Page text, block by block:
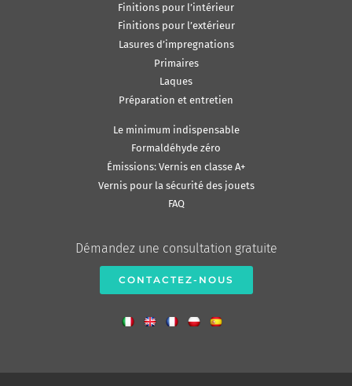
Finitions pour l’intérieur
Finitions pour l’extérieur
Lasures d’impregnations
Primaires
Laques
Préparation et entretien
Le minimum indispensable
Formaldéhyde zéro
Émissions: Vernis en classe A+
Vernis pour la sécurité des jouets
FAQ
Démandez une consultation gratuite
CONTACTEZ-NOUS